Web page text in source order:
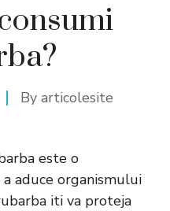
By articolesite
este o
aduce organismului
iti va proteja